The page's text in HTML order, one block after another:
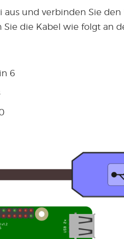
aus und verbinden Sie
die Kabel wie folgt an
6